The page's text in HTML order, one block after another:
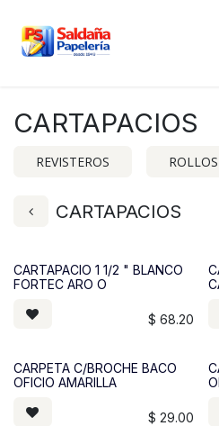
CARTAPACIOS
REVISTEROS ROLLOS
CARTAPACIOS
CARTAPACIO 1 1/2 " BLANCO
FORTEC ARO O
$ 68.20
CARPETA C/BROCHE BACO
OFICIO AMARILLA
$ 29.00